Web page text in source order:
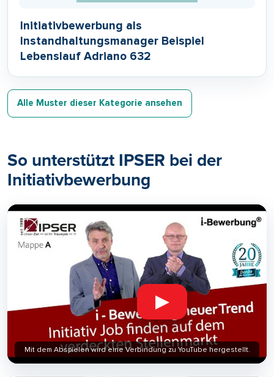
Initiativbewerbung als
Instandhaltungsmanager Beispiel
Lebenslauf Adriano 632
Alle Muster dieser Kategorie ansehen
So unterstützt IPSER bei der
Initiativbewerbung
▶
Mit dem Abspielen wird eine Verbindung zu YouTube hergestellt.